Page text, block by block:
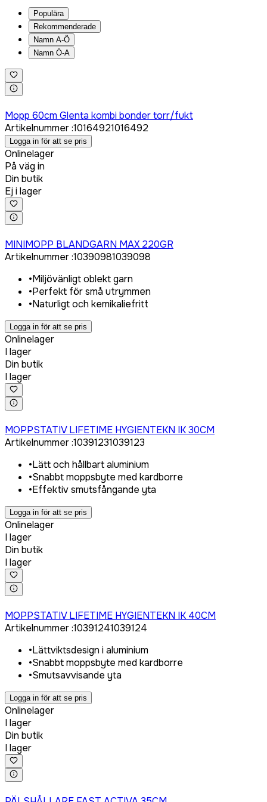
Populära
Rekommenderade
Namn A-Ö
Namn Ö-A
Mopp 60cm Glenta kombi bonder torr/fukt
Artikelnummer:10164921016492
Logga in för att se pris
Onlinelager
På väg in
Din butik
Ej i lager
MINIMOPP BLANDGARN MAX 220GR
Artikelnummer:10390981039098
•Miljövänligt oblekt garn
•Perfekt för små utrymmen
•Naturligt och kemikaliefritt
Logga in för att se pris
Onlinelager
I lager
Din butik
I lager
MOPPSTATIV LIFETIME HYGIENTEKN IK 30CM
Artikelnummer:10391231039123
•Lätt och hållbart aluminium
•Snabbt moppsbyte med kardborre
•Effektiv smutsfångande yta
Logga in för att se pris
Onlinelager
I lager
Din butik
I lager
MOPPSTATIV LIFETIME HYGIENTEKN IK 40CM
Artikelnummer:10391241039124
•Lättviktsdesign i aluminium
•Snabbt moppsbyte med kardborre
•Smutsavvisande yta
Logga in för att se pris
Onlinelager
I lager
Din butik
I lager